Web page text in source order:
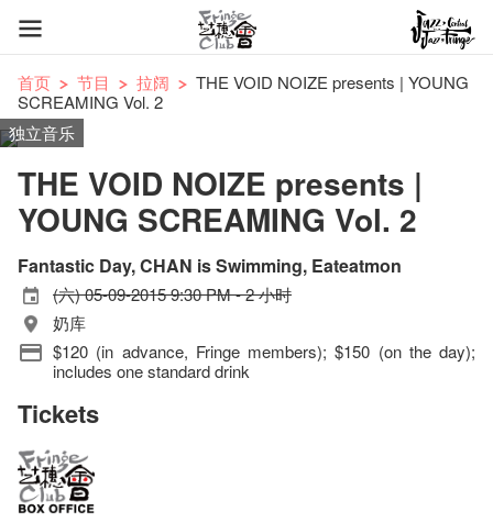
首页 节目 拉阔
THE VOID NOIZE presents | YOUNG
SCREAMING Vol. 2
独立音乐
THE VOID NOIZE presents |
YOUNG SCREAMING Vol. 2
Fantastic Day, CHAN is Swimming, Eateatmon
(六) 05-09-2015 9:30 PM - 2 小时
奶库
$120 (in advance, Fringe members); $150 (on the day);
includes one standard drink
Tickets